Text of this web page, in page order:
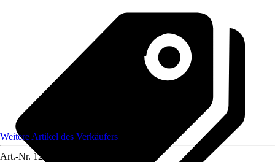
Weitere Artikel des Verkäufers
Art.-Nr. 12801526